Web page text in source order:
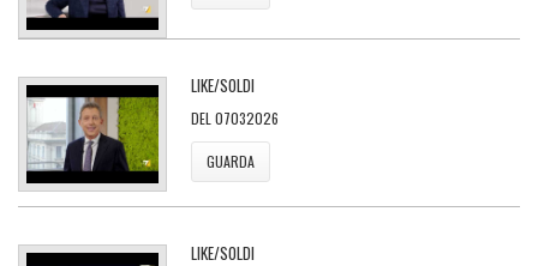
LIKE/SOLDI
DEL 07032026
GUARDA
LIKE/SOLDI